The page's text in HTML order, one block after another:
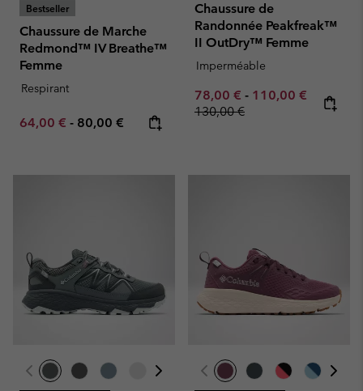
Bestseller
Chaussure de Marche
Redmond™ IV Breathe™
Femme
Respirant
Minimum sale price:
64,00 € - Maximum price:
80,00 €
Chaussure de
Randonnée Peakfreak™
II OutDry™ Femme
Imperméable
Minimum sale price:
78,00 € - Maximum sale
110,00 € Regular
130,00 €